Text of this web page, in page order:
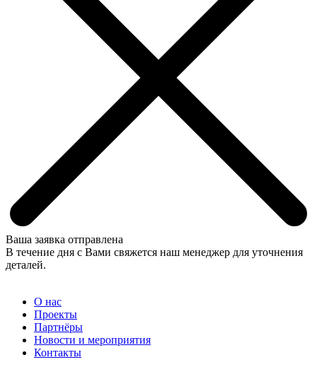
Ваша заявка отправлена
В течение дня с Вами свяжется наш менеджер для уточнения
деталей.
О нас
Проекты
Партнёры
Новости и мероприятия
Контакты